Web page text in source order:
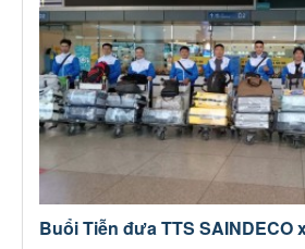
Buổi Tiễn đưa TTS SAINDECO